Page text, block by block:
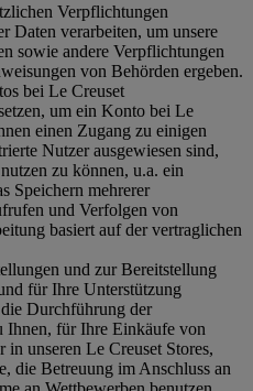
Verpflichtungen
Daten verarbeiten, um unsere
sowie andere Verpflichtungen
von Behörden ergeben.
bei Le Creuset
um ein Konto bei Le
einen Zugang zu einigen
Nutzer ausgewiesen sind,
zu können, u.a. ein
Speichern mehrerer
und Verfolgen von
basiert auf der vertraglichen
und zur Bereitstellung
für Ihre Unterstützung
Durchführung der
Ihnen, für Ihre Einkäufe von
in unseren Le Creuset Stores,
die Betreuung im Anschluss an